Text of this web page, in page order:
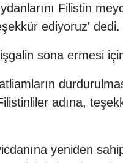
Filistin
ediyoruz' dedi.
sona ermesi
adına,
yeniden